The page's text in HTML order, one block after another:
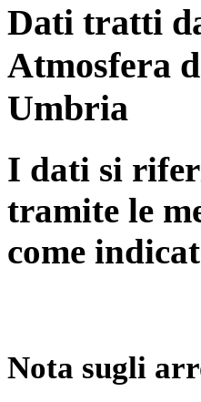
Dati tratti
Atmosfera
Umbria
I dati si
tramite le
come
Nota sugli